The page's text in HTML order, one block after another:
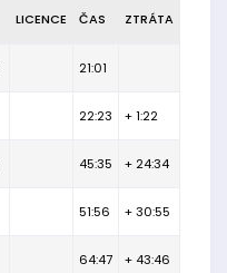
LICENCE ČAS ZTRÁTA
21:01
22:23 + 1:22
45:35 + 24:34
51:56 + 30:55
64:47 + 43:46